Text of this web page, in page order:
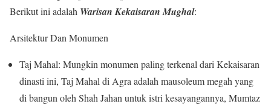
Berikut ini adalah Warisan Kekaisaran Mughal:
Arsitektur Dan Monumen
Taj Mahal: Mungkin monumen paling terkenal dari Kekaisaran
dinasti ini, Taj Mahal di Agra adalah mausoleum megah yang
di bangun oleh Shah Jahan untuk istri kesayangannya, Mumtaz